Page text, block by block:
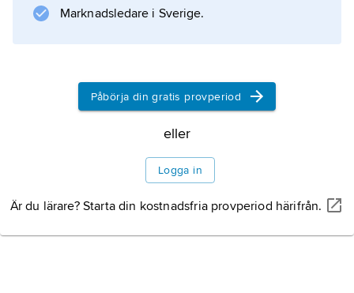
Marknadsledare i Sverige.
Påbörja din gratis provperiod
eller
Logga in
Är du lärare? Starta din kostnadsfria provperiod härifrån.